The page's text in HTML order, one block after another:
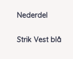
Nederdel
Strik Vest blå